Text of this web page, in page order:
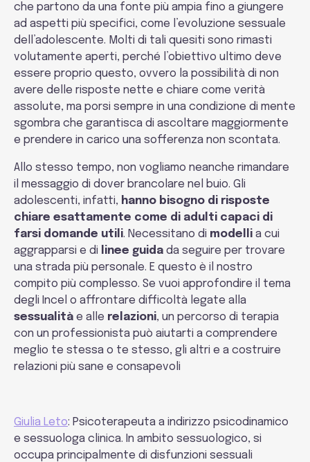
che partono da una fonte più ampia fino a giungere
ad aspetti più specifici, come l’evoluzione sessuale
dell’adolescente. Molti di tali quesiti sono rimasti
volutamente aperti, perché l’obiettivo ultimo deve
essere proprio questo, ovvero la possibilità di non
avere delle risposte nette e chiare come verità
assolute, ma porsi sempre in una condizione di mente
sgombra che garantisca di ascoltare maggiormente
e prendere in carico una sofferenza non scontata.
Allo stesso tempo, non vogliamo neanche rimandare
il messaggio di dover brancolare nel buio. Gli
adolescenti, infatti, hanno bisogno di risposte
chiare esattamente come di adulti capaci di
farsi domande utili. Necessitano di modelli a cui
aggrapparsi e di
linee guida da seguire per trovare
una strada più personale. E questo è il nostro
compito più complesso. Se vuoi approfondire il tema
degli Incel o affrontare difficoltà legate alla
sessualità e alle relazioni, un percorso di terapia
con un professionista può aiutarti a comprendere
meglio te stessa o te stesso, gli altri e a costruire
relazioni più sane e consapevoli
Giulia Leto: Psicoterapeuta a indirizzo psicodinamico
e sessuologa clinica. In ambito sessuologico, si
occupa principalmente di disfunzioni sessuali